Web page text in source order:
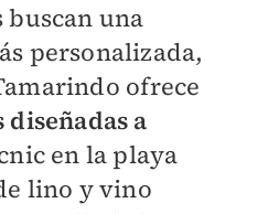
buscan una
personalizada,
ofrece
diseñadas a
en la playa
lino y vino